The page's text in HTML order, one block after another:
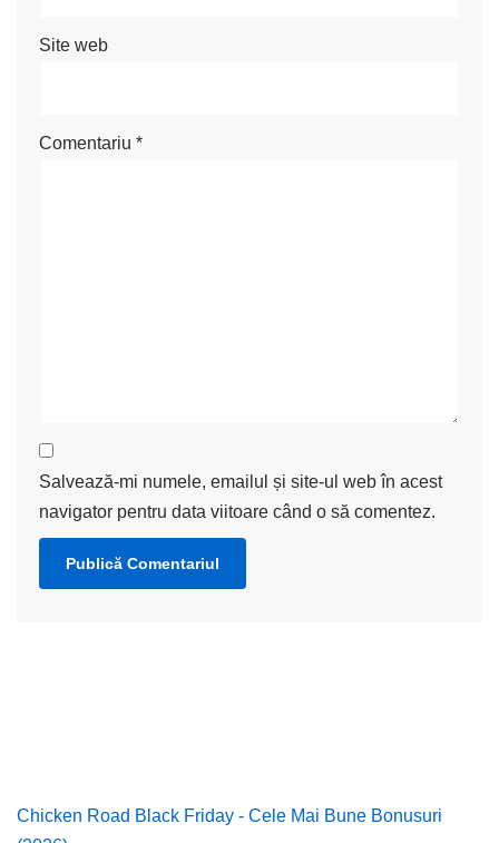
Site web
Comentariu *
Salvează-mi numele, emailul și site-ul web în acest
navigator pentru data viitoare când o să comentez.
Chicken Road Black Friday - Cele Mai Bune Bonusuri